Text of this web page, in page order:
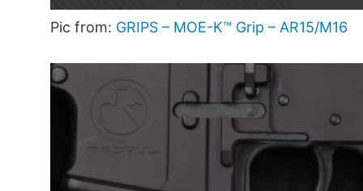
Pic from: GRIPS – MOE-K™ Grip – AR15/M16